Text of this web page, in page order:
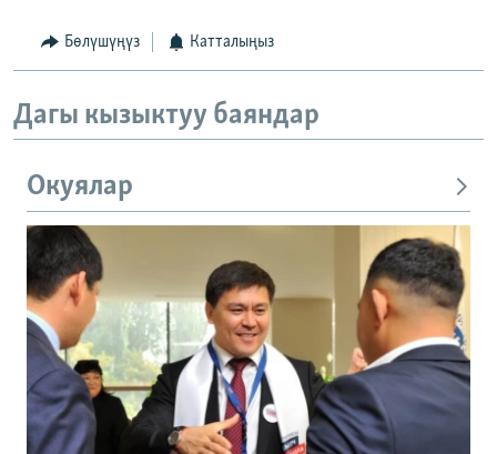
Бөлүшүңүз Катталыңыз
Дагы кызыктуу баяндар
Окуялар